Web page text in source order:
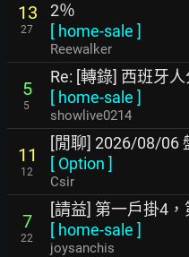
13
27
2％
[ home-sale ]
Reewalker
5
5
Re: [轉錄] 西班牙
[ home-sale ]
showlive0214
11
12
[閒聊] 2026/08/06
[ Option ]
Csir
7
22
[請益] 第一戶掛4
[ home-sale ]
joysanchis